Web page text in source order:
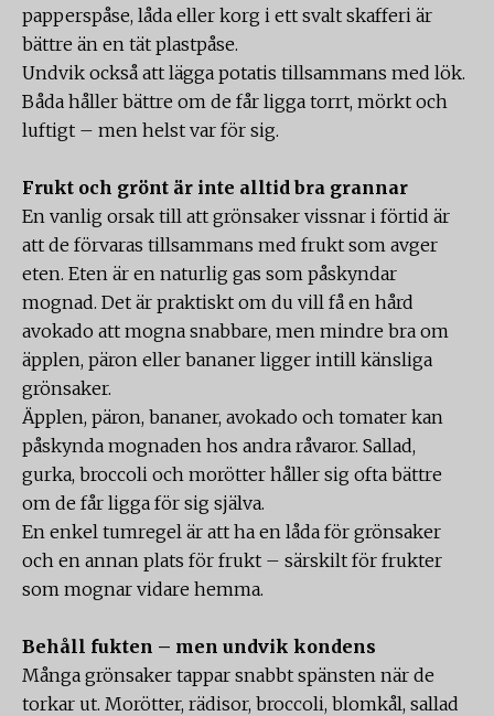
papperspåse, låda eller korg i ett svalt skafferi är
bättre än en tät plastpåse.
Undvik också att lägga potatis tillsammans med lök.
Båda håller bättre om de får ligga torrt, mörkt och
luftigt – men helst var för sig.
Frukt och grönt är inte alltid bra grannar
En vanlig orsak till att grönsaker vissnar i förtid är
att de förvaras tillsammans med frukt som avger
eten. Eten är en naturlig gas som påskyndar
mognad. Det är praktiskt om du vill få en hård
avokado att mogna snabbare, men mindre bra om
äpplen, päron eller bananer ligger intill känsliga
grönsaker.
Äpplen, päron, bananer, avokado och tomater kan
påskynda mognaden hos andra råvaror. Sallad,
gurka, broccoli och morötter håller sig ofta bättre
om de får ligga för sig själva.
En enkel tumregel är att ha en låda för grönsaker
och en annan plats för frukt – särskilt för frukter
som mognar vidare hemma.
Behåll fukten – men undvik kondens
Många grönsaker tappar snabbt spänsten när de
torkar ut. Morötter, rädisor, broccoli, blomkål, sallad